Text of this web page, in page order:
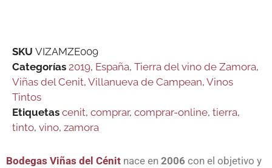
SKU VIZAMZE009
Categorías 2019, España, Tierra del vino de Zamora,
Viñas del Cenit, Villanueva de Campean, Vinos
Tintos
Etiquetas cenit, comprar, comprar-online, tierra,
tinto, vino, zamora
Bodegas Viñas del Cénit nace en 2006 con el objetivo y